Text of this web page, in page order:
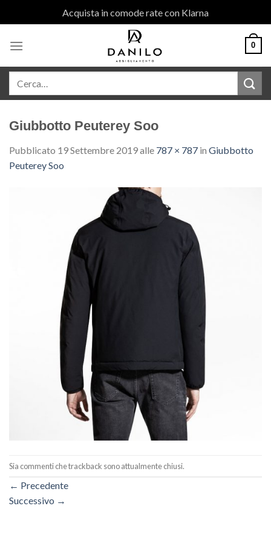
to
Acquista in comode rate con Klarna
0
Giubbotto Peuterey Soo
Pubblicato 19 Settembre 2019alle 787 × 787 in Giubbotto
Peuterey Soo
Sia commenti che trackback sono attualmente chiusi.
← Precedente
Successivo →